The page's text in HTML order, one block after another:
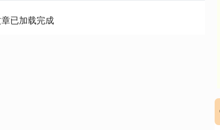
已加载完成